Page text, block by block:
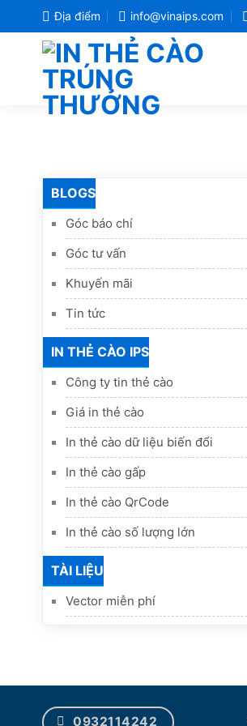
qua
Địa điểm info@vinaips.com
BLOGS
Góc báo chí
Góc tư vấn
Khuyến mãi
Tin tức
IN THẺ CÀO IPS
Công ty tin thẻ cào
Giá in thẻ cào
In thẻ cào dữ liệu biến đổi
In thẻ cào gấp
In thẻ cào QrCode
In thẻ cào số lượng lớn
TÀI LIỆU
Vector miễn phí
0932114242